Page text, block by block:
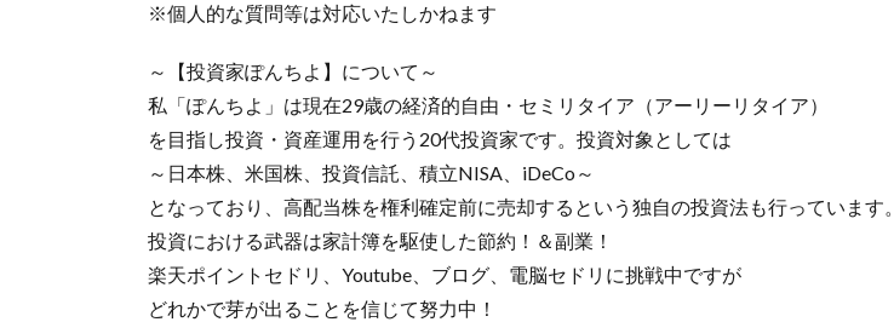
※個人的な質問等は対応いたしかねます
～【投資家ぽんちよ】について～
私「ぽんちよ」は現在29歳の経済的自由・セミリタイア（アーリーリタイア）
を目指し投資・資産運用を行う20代投資家です。投資対象としては
～日本株、米国株、投資信託、積立NISA、iDeCo～
となっており、高配当株を権利確定前に売却するという独自の投資法も行っています。
投資における武器は家計簿を駆使した節約！＆副業！
楽天ポイントセドリ、Youtube、ブログ、電脳セドリに挑戦中ですが
どれかで芽が出ることを信じて努力中！